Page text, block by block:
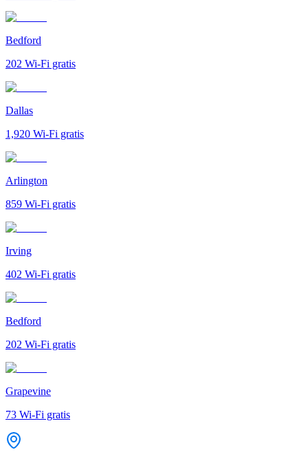
Bedford
202 Wi-Fi gratis
Dallas
1,920 Wi-Fi gratis
Arlington
859 Wi-Fi gratis
Irving
402 Wi-Fi gratis
Bedford
202 Wi-Fi gratis
Grapevine
73 Wi-Fi gratis